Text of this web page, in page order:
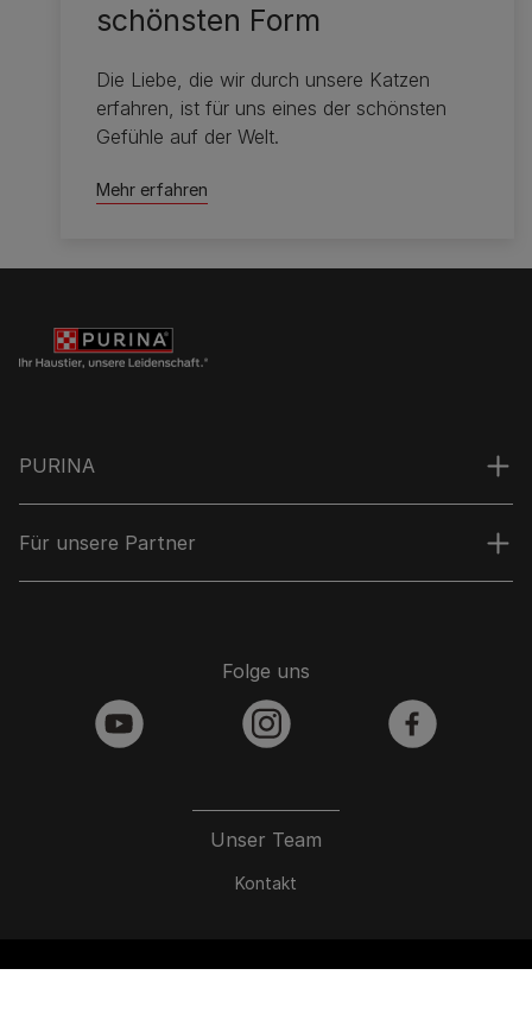
schönsten Form
Die Liebe, die wir durch unsere Katzen
erfahren, ist für uns eines der schönsten
Gefühle auf der Welt.
Mehr erfahren
PURINA
Für unsere Partner
Unser Team
Kontakt
Folge uns
youtube instagram facebook